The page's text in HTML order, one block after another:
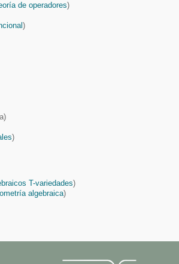
de operadores)
)
)
T-variedades)
algebraica)